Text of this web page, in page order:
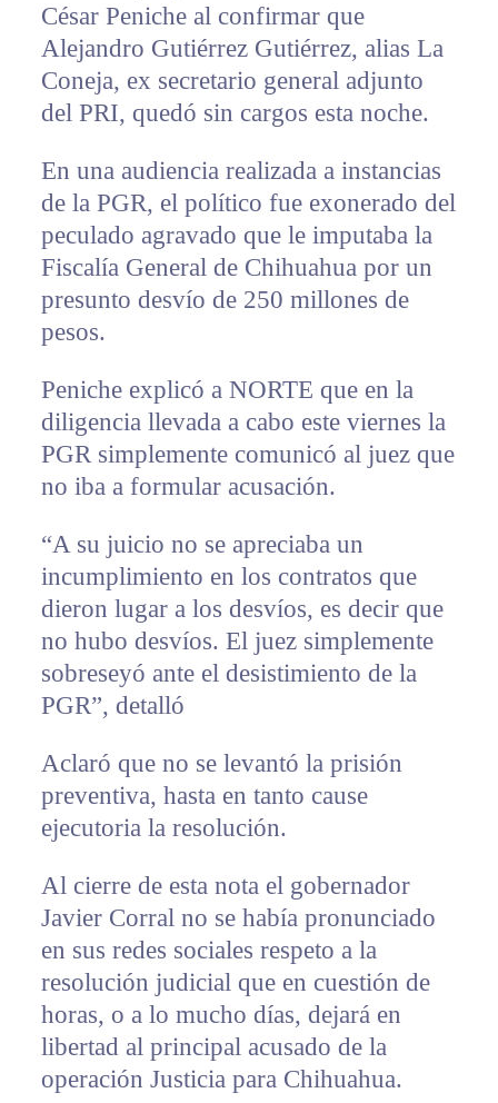
César Peniche al confirmar que
Alejandro Gutiérrez Gutiérrez, alias La
Coneja, ex secretario general adjunto
del PRI, quedó sin cargos esta noche.
En una audiencia realizada a instancias
de la PGR, el político fue exonerado del
peculado agravado que le imputaba la
Fiscalía General de Chihuahua por un
presunto desvío de 250 millones de
pesos.
Peniche explicó a NORTE que en la
diligencia llevada a cabo este viernes la
PGR simplemente comunicó al juez que
no iba a formular acusación.
“A su juicio no se apreciaba un
incumplimiento en los contratos que
dieron lugar a los desvíos, es decir que
no hubo desvíos. El juez simplemente
sobreseyó ante el desistimiento de la
PGR”, detalló
Aclaró que no se levantó la prisión
preventiva, hasta en tanto cause
ejecutoria la resolución.
Al cierre de esta nota el gobernador
Javier Corral no se había pronunciado
en sus redes sociales respeto a la
resolución judicial que en cuestión de
horas, o a lo mucho días, dejará en
libertad al principal acusado de la
operación Justicia para Chihuahua.